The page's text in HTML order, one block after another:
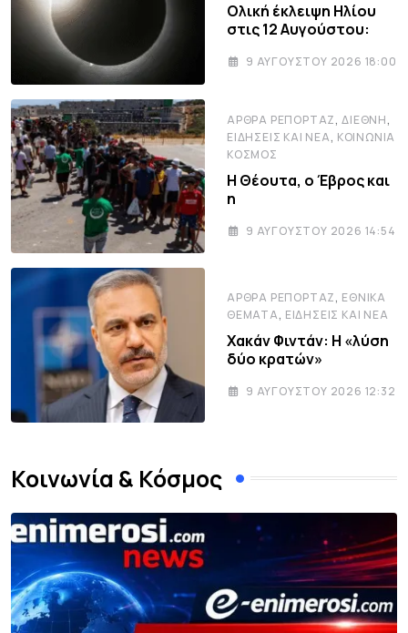
Ολική έκλειψη Ηλίου
στις 12 Αυγούστου:
9 ΑΥΓΟΎΣΤΟΥ 2026 18:00
ΆΡΘΡΑ ΡΕΠΟΡΤΆΖ,ΔΙΕΘΝΉ,
ΕΙΔΉΣΕΙΣ ΚΑΙ ΝΈΑ, ΚΟΙΝΩΝΊΑ
ΚΌΣΜΟΣ
Η Θέουτα, ο Έβρος και
η
9 ΑΥΓΟΎΣΤΟΥ 2026 14:54
ΆΡΘΡΑ ΡΕΠΟΡΤΆΖ, ΕΘΝΙΚΆ
ΘΈΜΑΤΑ, ΕΙΔΉΣΕΙΣ ΚΑΙ ΝΈΑ
Χακάν Φιντάν: Η «λύση
δύο κρατών»
9 ΑΥΓΟΎΣΤΟΥ 2026 12:32
Κοινωνία & Κόσμος